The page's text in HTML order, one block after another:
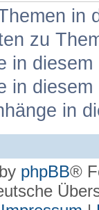
in
zu
in
in
in
phpBB®